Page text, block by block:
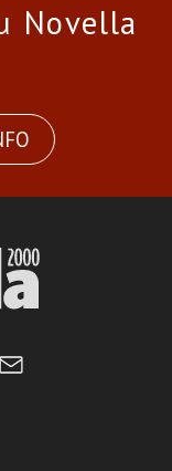
Novella